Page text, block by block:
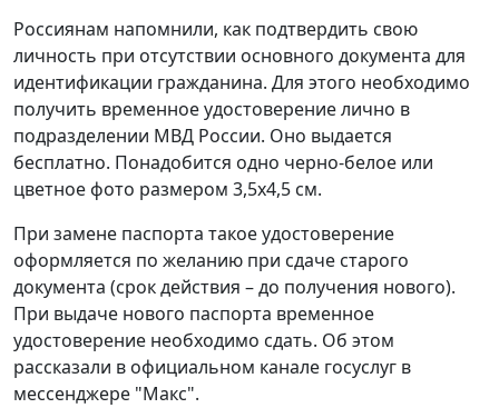
Россиянам напомнили, как подтвердить свою
личность при отсутствии основного документа для
идентификации гражданина. Для этого необходимо
получить временное удостоверение лично в
подразделении МВД России. Оно выдается
бесплатно. Понадобится одно черно-белое или
цветное фото размером 3,5x4,5 см.
При замене паспорта такое удостоверение
оформляется по желанию при сдаче старого
документа (срок действия – до получения нового).
При выдаче нового паспорта временное
удостоверение необходимо сдать. Об этом
рассказали в официальном канале госуслуг в
мессенджере "Макс".